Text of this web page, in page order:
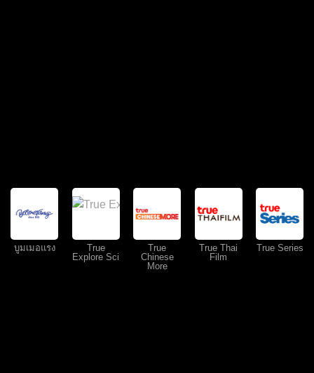
บูมเมอแรง
True
Explore Sci
True
Chinese
More
True Thai
Film
True Series